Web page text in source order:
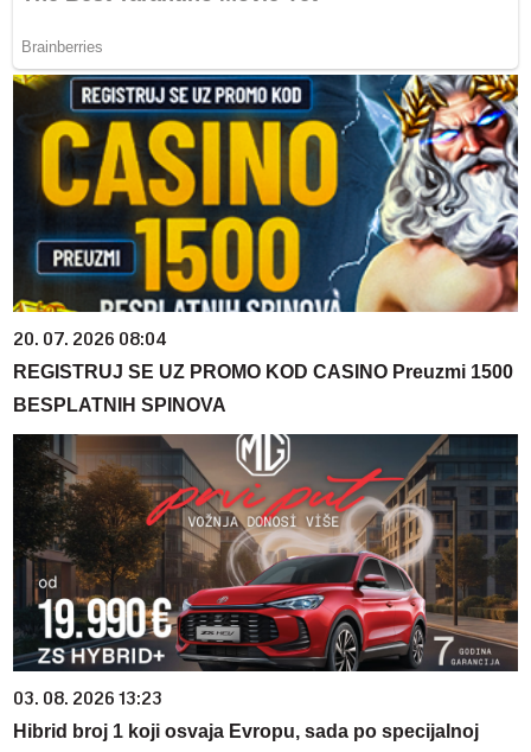
20. 07. 2026 08:04
REGISTRUJ SE UZ PROMO KOD CASINO Preuzmi 1500
BESPLATNIH SPINOVA
03. 08. 2026 13:23
Hibrid broj 1 koji osvaja Evropu, sada po specijalnoj